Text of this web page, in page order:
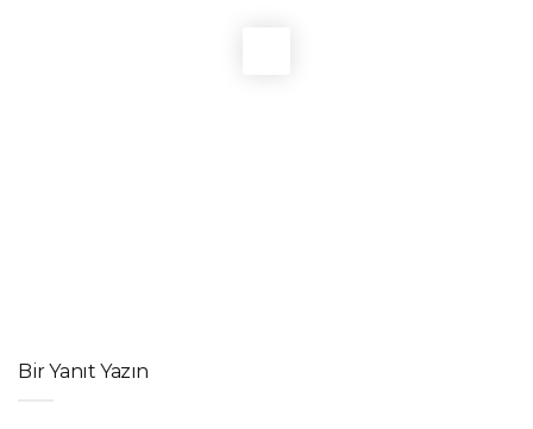
Bir Yanıt Yazın